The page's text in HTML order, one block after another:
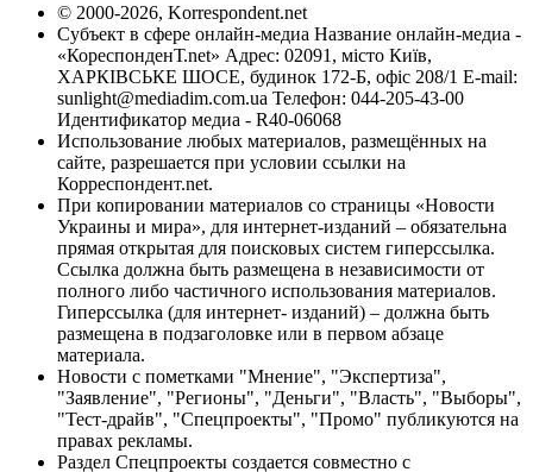
© 2000-2026, Korrespondent.net
Субъект в сфере онлайн-медиа Название онлайн-медиа -
«КореспонденТ.net» Адрес: 02091, місто Київ,
ХАРКІВСЬКЕ ШОСЕ, будинок 172-Б, офіс 208/1 E-mail:
sunlight@mediadim.com.ua Телефон: 044-205-43-00
Идентификатор медиа - R40-06068
Использование любых материалов, размещённых на
сайте, разрешается при условии ссылки на
Корреспондент.net.
При копировании материалов со страницы «Новости
Украины и мира», для интернет-изданий – обязательна
прямая открытая для поисковых систем гиперссылка.
Ссылка должна быть размещена в независимости от
полного либо частичного использования материалов.
Гиперссылка (для интернет- изданий) – должна быть
размещена в подзаголовке или в первом абзаце
материала.
Новости с пометками "Мнение", "Экспертиза",
"Заявление", "Регионы", "Деньги", "Власть", "Выборы",
"Тест-драйв", "Спецпроекты", "Промо" публикуются на
правах рекламы.
Раздел Спецпроекты создается совместно с